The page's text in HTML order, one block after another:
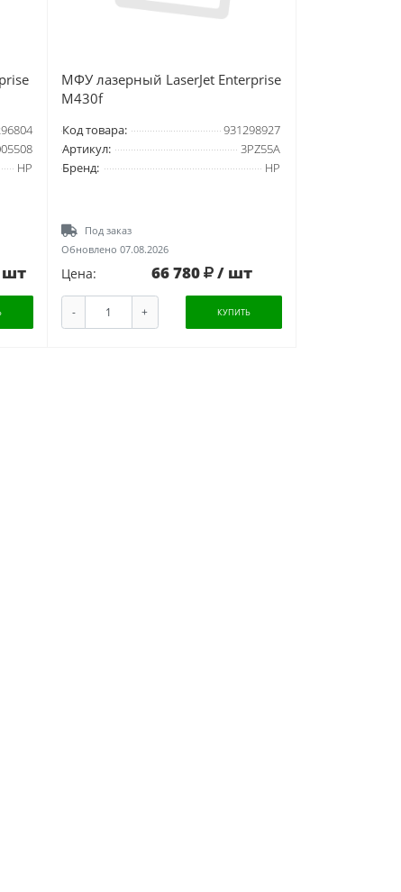
HP
МФУ лазерный LaserJet Enterprise
M430f
Код товара:
931298927
Артикул:
3PZ55A
Бренд:
HP
Под заказ
Обновлено 07.08.2026
Цена: 66 780 / шт
- + КУПИТЬ